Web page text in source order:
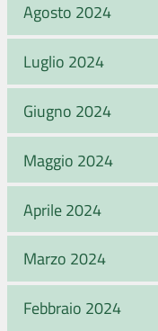
Agosto 2024
Luglio 2024
Giugno 2024
Maggio 2024
Aprile 2024
Marzo 2024
Febbraio 2024